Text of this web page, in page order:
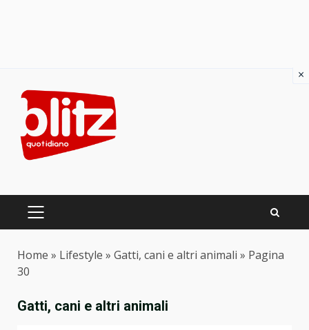
content
PRIMARY
Home » Lifestyle » Gatti, cani e altri animali » Pagina
30
Gatti, cani e altri animali
×